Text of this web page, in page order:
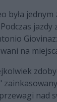
była
Podczas
na
nad